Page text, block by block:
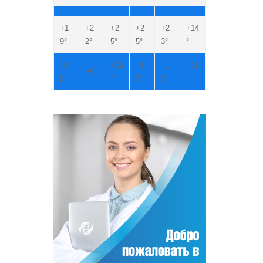
+1
9°
+2
2°
+2
5°
+2
5°
+2
3°
+14
°
+1
2°
+9°
+11
°
+1
3°
+1
5°
+11
°